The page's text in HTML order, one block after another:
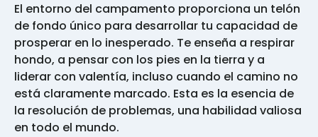
El entorno del campamento proporciona un telón
de fondo único para desarrollar tu capacidad de
prosperar en lo inesperado. Te enseña a respirar
hondo, a pensar con los pies en la tierra y a
liderar con valentía, incluso cuando el camino no
está claramente marcado. Esta es la esencia de
la resolución de problemas, una habilidad valiosa
en todo el mundo.